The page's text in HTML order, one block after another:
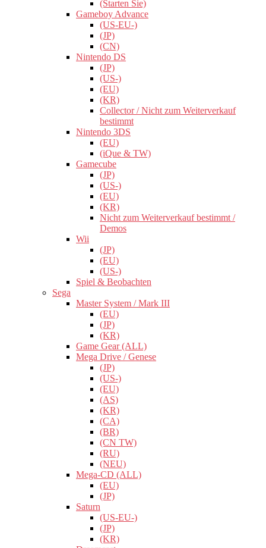
(Starten Sie)
Gameboy Advance
(US-EU-)
(JP)
(CN)
Nintendo DS
(JP)
(US-)
(EU)
(KR)
Collector / Nicht zum Weiterverkauf
bestimmt
Nintendo 3DS
(EU)
(iQue & TW)
Gamecube
(JP)
(US-)
(EU)
(KR)
Nicht zum Weiterverkauf bestimmt /
Demos
Wii
(JP)
(EU)
(US-)
Spiel & Beobachten
Sega
Master System / Mark III
(EU)
(JP)
(KR)
Game Gear (ALL)
Mega Drive / Genese
(JP)
(US-)
(EU)
(AS)
(KR)
(CA)
(BR)
(CN TW)
(RU)
(NEU)
Mega-CD (ALL)
(EU)
(JP)
Saturn
(US-EU-)
(JP)
(KR)